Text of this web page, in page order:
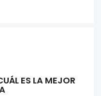
ES LA MEJOR